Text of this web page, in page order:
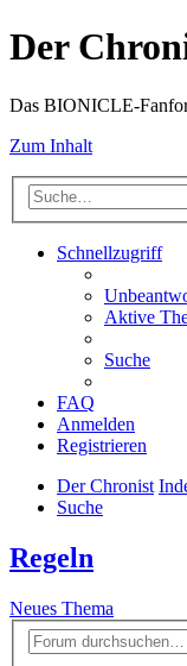
Der
Das BIONICLE-
Zum Inhalt
Schnellzugriff
Aktive
Suche
FAQ
Anmelden
Registrieren
Der Chronist
Suche
Regeln
Neues Thema